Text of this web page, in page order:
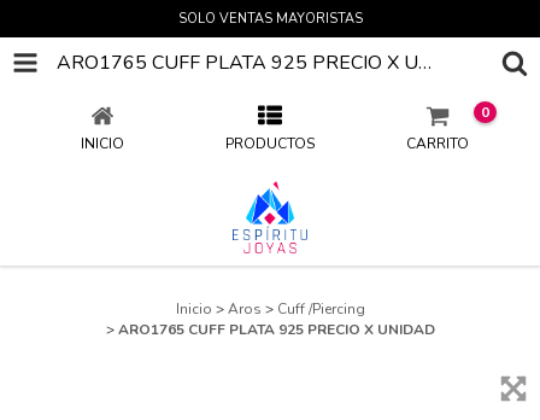
SOLO VENTAS MAYORISTAS
ARO1765 CUFF PLATA 925 PRECIO X UNIDAD
INICIO PRODUCTOS CARRITO
0
Inicio > Aros > Cuff /Piercing
> ARO1765 CUFF PLATA 925 PRECIO X UNIDAD